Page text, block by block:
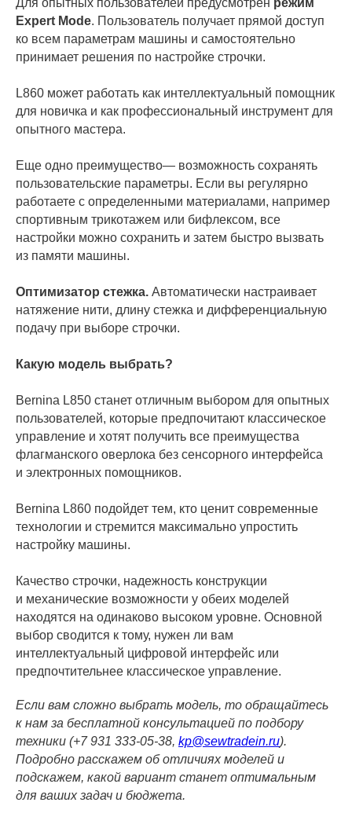
Expert Mode. Пользователь получает прямой доступ
ко всем параметрам машины и самостоятельно
принимает решения по настройке строчки.
L860 может работать как интеллектуальный помощник
для новичка и как профессиональный инструмент для
опытного мастера.
Еще одно преимущество— возможность сохранять
пользовательские параметры. Если вы регулярно
работаете с определенными материалами, например
спортивным трикотажем или бифлексом, все
настройки можно сохранить и затем быстро вызвать
из памяти машины.
Оптимизатор стежка. Автоматически настраивает
натяжение нити, длину стежка и дифференциальную
подачу при выборе строчки.
Какую модель выбрать?
Bernina L850 станет отличным выбором для опытных
пользователей, которые предпочитают классическое
управление и хотят получить все преимущества
флагманского оверлока без сенсорного интерфейса
и электронных помощников.
Bernina L860 подойдет тем, кто ценит современные
технологии и стремится максимально упростить
настройку машины.
Качество строчки, надежность конструкции
и механические возможности у обеих моделей
находятся на одинаково высоком уровне. Основной
выбор сводится к тому, нужен ли вам
интеллектуальный цифровой интерфейс или
предпочтительнее классическое управление.
Если вам сложно выбрать модель, то обращайтесь
к нам за бесплатной консультацией по подбору
техники (+7 931 333-05-38, kp@sewtradein.ru).
Подробно расскажем об отличиях моделей и
подскажем, какой вариант станет оптимальным
для ваших задач и бюджета.